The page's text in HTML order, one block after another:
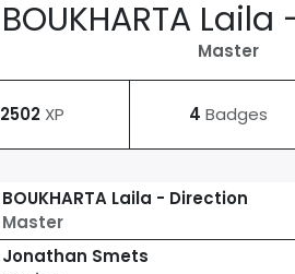
BOUKHARTA
Master
2502 XP 4 Badges
BOUKHARTA Laila - Direction
Master
Jonathan Smets